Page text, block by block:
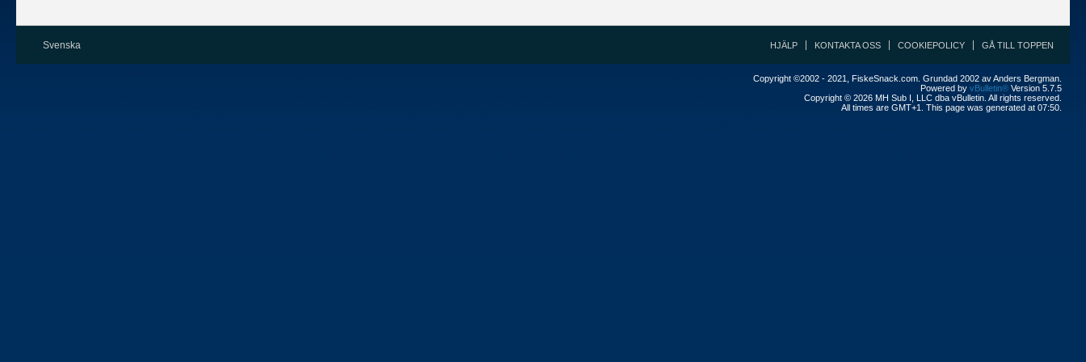
Svenska HJÄLP KONTAKTA OSS COOKIEPOLICY GÅ TILL TOPPEN
Copyright ©2002 - 2021, FiskeSnack.com. Grundad 2002 av Anders Bergman.
Powered by vBulletin® Version 5.7.5
Copyright © 2026 MH Sub I, LLC dba vBulletin. All rights reserved.
All times are GMT+1. This page was generated at 07:50.